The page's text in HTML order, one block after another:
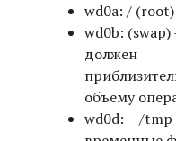
wd0a: / (root)
wd0b: (swap)
должен
объему
wd0d: /